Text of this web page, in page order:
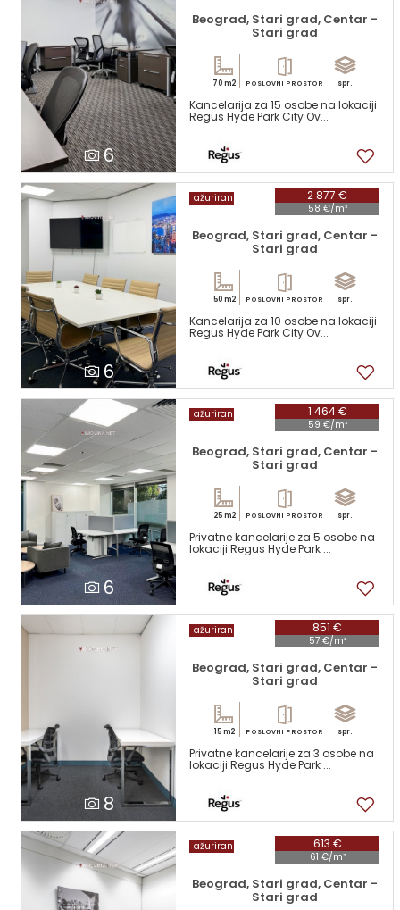
6
Beograd, Stari grad, Centar -
Stari grad
70 m2 POSLOVNI PROSTOR spr.
Kancelarija za 15 osobe na lokaciji
Regus Hyde Park City Ov...
6
2 877 €
58 €/m²
ažuriran
Beograd, Stari grad, Centar -
Stari grad
50 m2 POSLOVNI PROSTOR spr.
Kancelarija za 10 osobe na lokaciji
Regus Hyde Park City Ov...
6
1 464 €
59 €/m²
ažuriran
Beograd, Stari grad, Centar -
Stari grad
25 m2 POSLOVNI PROSTOR spr.
Privatne kancelarije za 5 osobe na
lokaciji Regus Hyde Park ...
8
851 €
57 €/m²
ažuriran
Beograd, Stari grad, Centar -
Stari grad
15 m2 POSLOVNI PROSTOR spr.
Privatne kancelarije za 3 osobe na
lokaciji Regus Hyde Park ...
613 €
61 €/m²
ažuriran
Beograd, Stari grad, Centar -
Stari grad